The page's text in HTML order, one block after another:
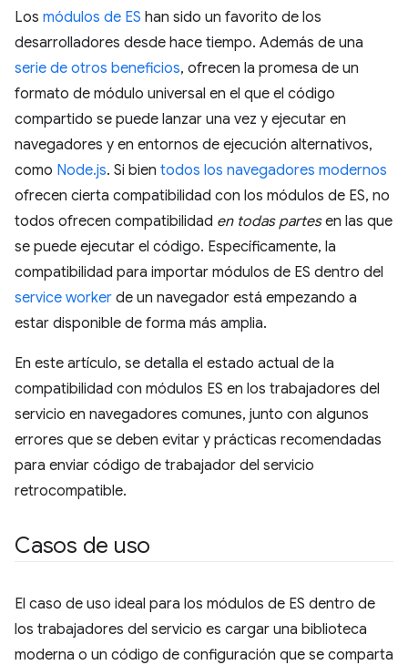
Los módulos de ES han sido un favorito de los
desarrolladores desde hace tiempo. Además de una
serie de otros beneficios, ofrecen la promesa de un
formato de módulo universal en el que el código
compartido se puede lanzar una vez y ejecutar en
navegadores y en entornos de ejecución alternativos,
como Node.js. Si bien todos los navegadores modernos
ofrecen cierta compatibilidad con los módulos de ES, no
todos ofrecen compatibilidad en todas partesen las que
se puede ejecutar el código. Específicamente, la
compatibilidad para importar módulos de ES dentro del
service worker de un navegador está empezando a
estar disponible de forma más amplia.
En este artículo, se detalla el estado actual de la
compatibilidad con módulos ES en los trabajadores del
servicio en navegadores comunes, junto con algunos
errores que se deben evitar y prácticas recomendadas
para enviar código de trabajador del servicio
retrocompatible.
Casos de uso
El caso de uso ideal para los módulos de ES dentro de
los trabajadores del servicio es cargar una biblioteca
moderna o un código de configuración que se comparta